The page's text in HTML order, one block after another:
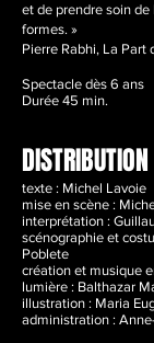
et de prendre soin
formes. »
Pierre Rabhi, La Part
Spectacle dès 6 ans
Durée 45 min.
DISTRIBUTION
texte : Michel Lavoie
mise en scène :
interprétation :
scénographie et
Poblete
création et musique
lumière : Balthazar
illustration : Maria
administration :